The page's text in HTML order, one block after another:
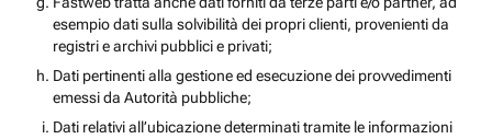
esempio dati sulla solvibilità dei propri clienti, provenienti da
registri e archivi pubblici e privati;
Dati pertinenti alla gestione ed esecuzione dei provvedimenti
emessi da Autorità pubbliche;
Dati relativi all’ubicazione determinati tramite le informazioni